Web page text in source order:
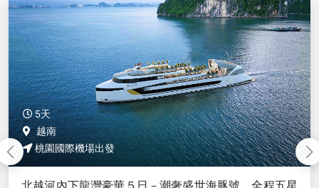
5天
越南
桃園國際機場出發
【特惠團】越南秘境～沙壩精彩５日－番西邦纜車、梯